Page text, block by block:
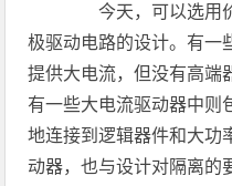
今天，可以选用价
极驱动电路的设计。有一
提供大电流，但没有高端
有一些大电流驱动器中则
地连接到逻辑器件和大功
动器，也与设计对隔离的